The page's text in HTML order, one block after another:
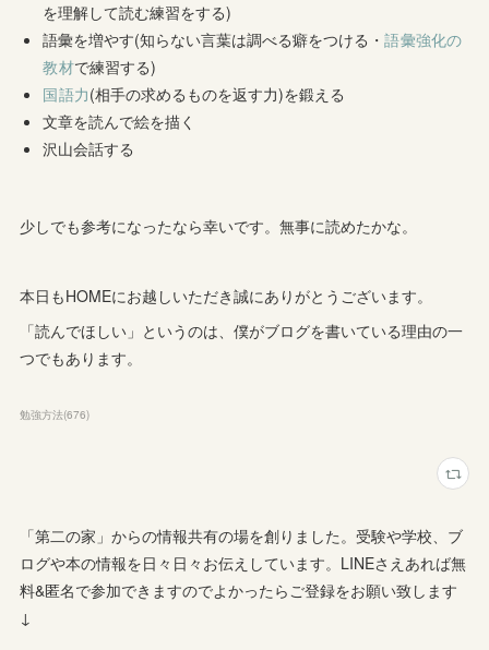
を理解して読む練習をする)
語彙を増やす(知らない言葉は調べる癖をつける・語彙強化の
教材で練習する)
国語力(相手の求めるものを返す力)を鍛える
文章を読んで絵を描く
沢山会話する
少しでも参考になったなら幸いです。無事に読めたかな。
本日もHOMEにお越しいただき誠にありがとうございます。
「読んでほしい」というのは、僕がブログを書いている理由の一
つでもあります。
勉強方法(676)
「第二の家」からの情報共有の場を創りました。受験や学校、ブ
ログや本の情報を日々日々お伝えしています。LINEさえあれば無
料&匿名で参加できますのでよかったらご登録をお願い致します
↓